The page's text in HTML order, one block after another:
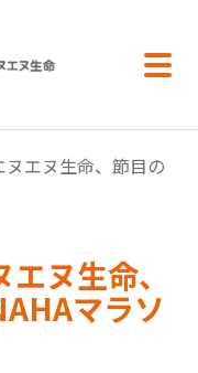
エヌ生命、節目の
ヌ生命、
マラソ